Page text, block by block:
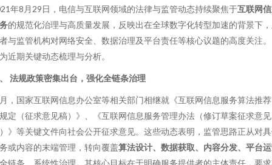
年8月29日，电信与互联网领域的法律与监管动态持续聚焦于互联网
的规范化治理与高质量发展，反映出在全球数字化转型加速的背景下
与监管机构对网络安全、数据治理及平台责任等核心议题的高度关注
近期关键动态梳理与分析。
法规政策密集出台，强化全链条治理
，国家互联网信息办公室等相关部门相继就《互联网信息服务算法推
定（征求意见稿）》、《互联网信息服务管理办法（修订草案征求意见
》等关键文件向社会公开征求意见。这些动态表明，监管思路正从对
或内容的末端管理，转向覆盖算法设计、数据获取、内容分发、平台
链条、系统性治理。其核心目标在于明确服务提供者的主体责任，要